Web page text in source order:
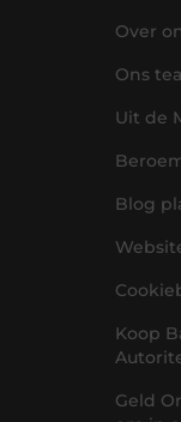
Over
Ons
Uit de
Blog
Koop
Geld